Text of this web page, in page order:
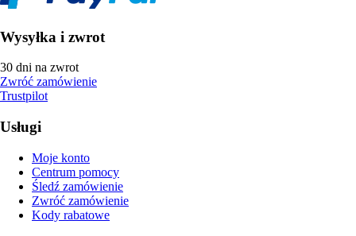
Wysyłka i zwrot
30 dni na zwrot
Zwróć zamówienie
Trustpilot
Usługi
Moje konto
Centrum pomocy
Śledź zamówienie
Zwróć zamówienie
Kody rabatowe